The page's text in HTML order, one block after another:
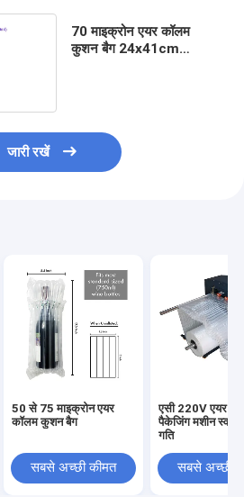
70 माइक्रोन एयर कॉलम
कुशन बैग 24x41cm
जारी रखें
50 से 75 माइक्रोन एयर
कॉलम कुशन बैग
सबसे अच्छी कीमत
एसी 220V एयर
पैकेजिंग मशीन
गति
सबसे अच्छी